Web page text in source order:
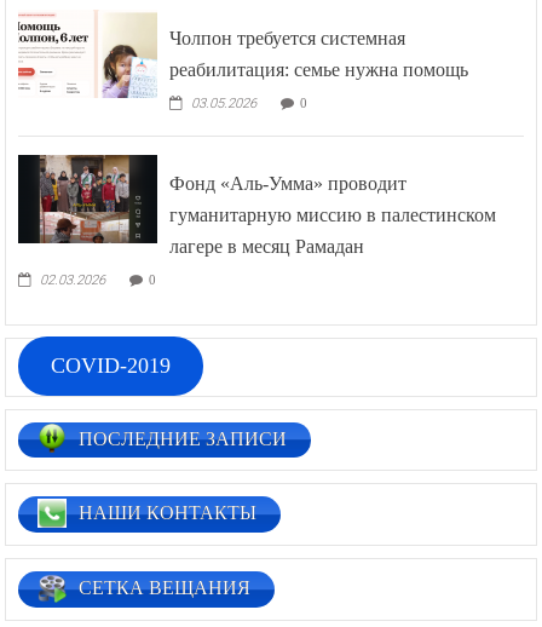
Чолпон требуется системная
реабилитация: семье нужна помощь
03.05.2026 0
Фонд «Аль-Умма» проводит
гуманитарную миссию в палестинском
лагере в месяц Рамадан
02.03.2026 0
COVID-2019
ПОСЛЕДНИЕ ЗАПИСИ
НАШИ КОНТАКТЫ
СЕТКА ВЕЩАНИЯ